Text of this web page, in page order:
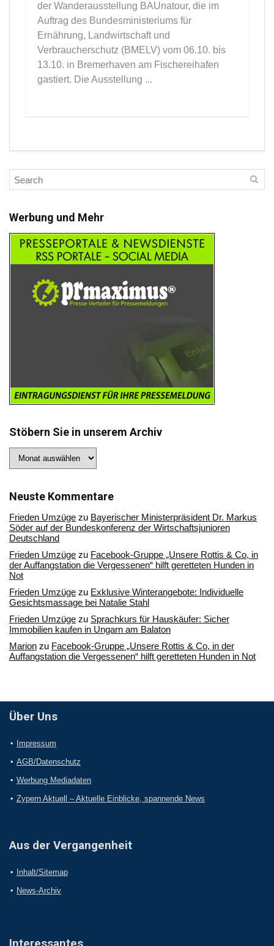
der Wanderausstellung BAUnatour, die im
Auftrag des Bundesministeriums für
Ernährung, Landwirtschaft und
Verbraucherschutz (BMELV) vom 06.10. bis
13.10. in Bremerhaven am Fischereihafen
gastiert. Die Ausstellung ...
Werbung und Mehr
Stöbern Sie in unserem Archiv
Sie
Archiv
Neuste Kommentare
Frieden Umzüge zu Bayerischer Ministerpräsident Dr. Markus
Söder auf der Bundeskonferenz der Wirtschaftsjunioren
Deutschland
Frieden Umzüge zu Facebook-Gruppe „Unsere Rottis & Co, in
der Auffangstation die Vergessenen“ hilft geretteten Hunden in
Not
Frieden Umzüge zu Exklusive Winterangebote: Individuelle
Gesichtsmassage bei Natalie Stahl
Frieden Umzüge zu Sprachkurs für Hauskäufer: Sicher
Immobilien kaufen in Ungarn am Balaton
Marion zu Facebook-Gruppe „Unsere Rottis & Co, in der
Auffangstation die Vergessenen“ hilft geretteten Hunden in Not
Über Uns
Impressum
AGB/Datenschutz
Werbung Mediadaten
Zypern Aktuell – Aktuelle Einblicke, spannende News
Aus der Vergangenheit
Inhalt/Sitemap
News-Archiv